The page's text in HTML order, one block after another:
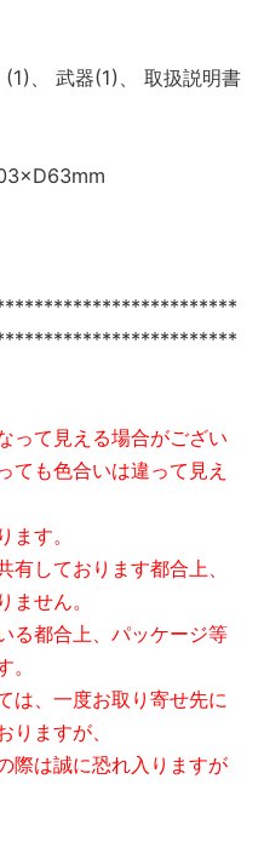
、 武器(1)、 取扱説明書
って見える場合がござい
ても色合いは違って見え
ます。
有しております都合上、
せん。
る都合上、パッケージ等
は、一度お取り寄せ先に
ますが、
際は誠に恐れ入りますが